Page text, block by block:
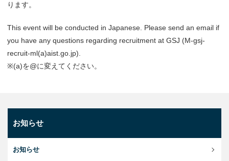
ります。
This event will be conducted in Japanese. Please send an email if
you have any questions regarding recruitment at GSJ (M-gsj-
recruit-ml(a)aist.go.jp).
※(a)を@に変えてください。
お知らせ
お知らせ